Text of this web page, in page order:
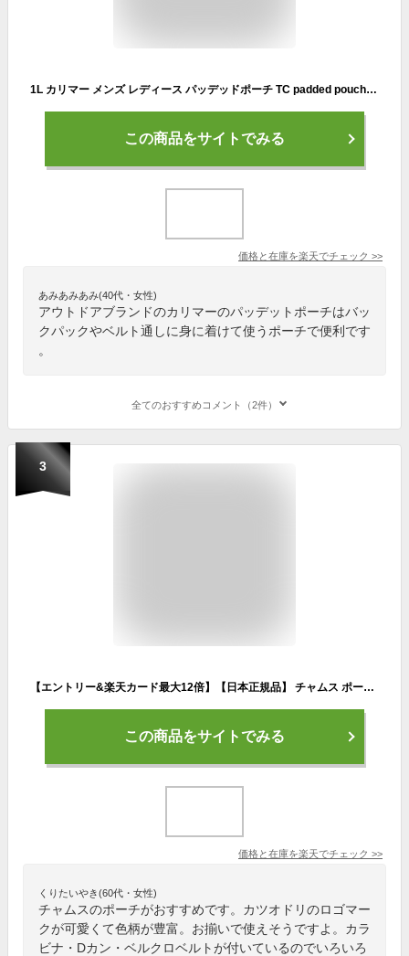
1L カリマー メンズ レディース パッデッドポーチ TC padded pouch 小物入れ 登山 リュック 取り付け 外付け 携帯ポーチ モバイルケース 送料無料 karrimor 501069
この商品をサイトでみる
価格と在庫を楽天でチェック >>
あみあみあみ(40代・女性)
アウトドアブランドのカリマーのパッデットポーチはバッ
クパックやベルト通しに身に着けて使うポーチで便利です
。
全てのおすすめコメント（2件）
3
【エントリー&楽天カード最大12倍】【日本正規品】 チャムス ポーチ CHUMS RECYCLE ACCESSORIES リサイクルポータブルミュージックポーチ 小物入れ 縦型 軽い 小さめ スマホ イヤフォン アウトドア キャンプ 登山 メンズ レディース CH60-3562
この商品をサイトでみる
価格と在庫を楽天でチェック >>
くりたいやき(60代・女性)
チャムスのポーチがおすすめです。カツオドリのロゴマー
クが可愛くて色柄が豊富。お揃いで使えそうですよ。カラ
ビナ・Dカン・ベルクロベルトが付いているのでいろいろ